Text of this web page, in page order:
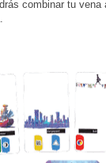
combinar tu